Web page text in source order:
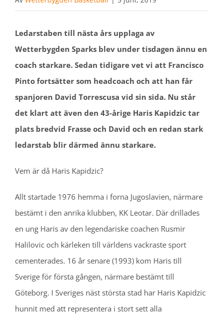
Ledarstaben till nästa års upplaga av
Wetterbygden Sparks blev under tisdagen ännu en
coach starkare. Sedan tidigare vet vi att Francisco
Pinto fortsätter som headcoach och att han får
spanjoren David Torrescusa vid sin sida. Nu står
det klart att även den 43-årige Haris Kapidzic tar
plats bredvid Frasse och David och en redan stark
ledarstab blir därmed ännu starkare.
Vem är då Haris Kapidzic?
Allt startade 1976 hemma i forna Jugoslavien, närmare
bestämt i den anrika klubben, KK Leotar. Där drillades
en ung Haris av den legendariske coachen Rusmir
Halilovic och kärleken till världens vackraste sport
cementerades. 16 år senare (1993) kom Haris till
Sverige för första gången, närmare bestämt till
Göteborg. I Sveriges näst största stad har Haris Kapidzic
hunnit med att representera i stort sett alla